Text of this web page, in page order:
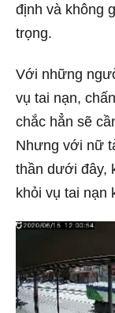
định và không
trọng.
Với những
vụ tai nạn,
chắc hẳn sẽ
Nhưng với nữ
thần dưới đây,
khỏi vụ tai nạn